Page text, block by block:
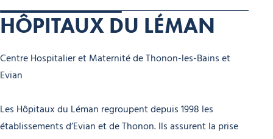
HÔPITAUX DU LÉMAN
Centre Hospitalier et Maternité de Thonon-les-Bains et
Evian
Les Hôpitaux du Léman regroupent depuis 1998 les
établissements d’Evian et de Thonon. Ils assurent la prise